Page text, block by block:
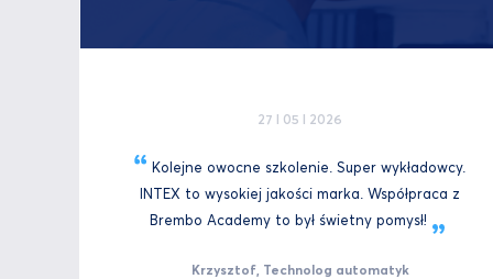
27 I 05 I 2026
Kolejne owocne szkolenie. Super wykładowcy.
INTEX to wysokiej jakości marka. Współpraca z
Brembo Academy to był świetnypomysł!
Krzysztof, Technolog automatyk